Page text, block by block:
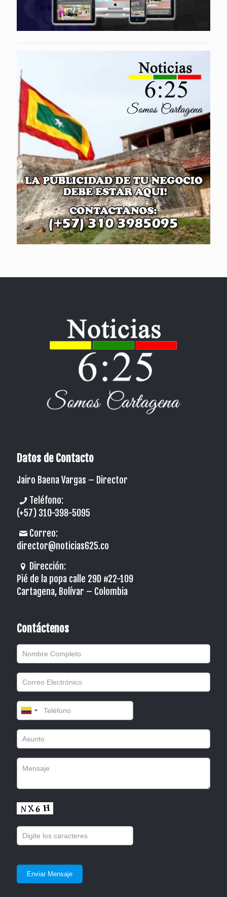
Datos de Contacto
Jairo Baena Vargas – Director
Teléfono:
(+57) 310-398-5095
Correo:
director@noticias625.co
Dirección:
Pié de la popa calle 29D #22-109
Cartagena, Bolívar – Colombia
Contáctenos